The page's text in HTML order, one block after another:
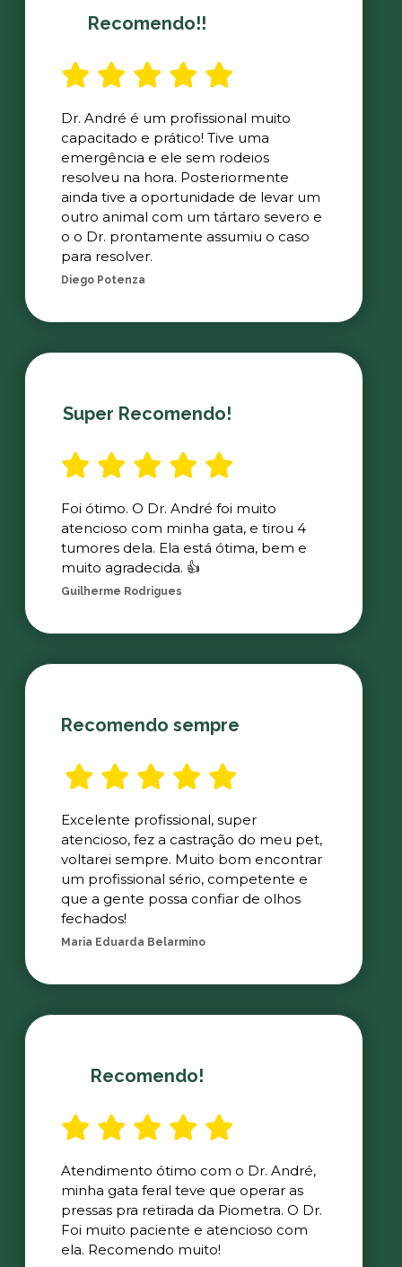
Recomendo!!
Dr. André é um profissional muito
capacitado e prático! Tive uma
emergência e ele sem rodeios
resolveu na hora. Posteriormente
ainda tive a oportunidade de levar um
outro animal com um tártaro severo e
o o Dr. prontamente assumiu o caso
para resolver.
Diego Potenza
Super Recomendo!
Foi ótimo. O Dr. André foi muito
atencioso com minha gata, e tirou 4
tumores dela. Ela está ótima, bem e
muito agradecida. 👍
Guilherme Rodrigues
Recomendo sempre
Excelente profissional, super
atencioso, fez a castração do meu pet,
voltarei sempre. Muito bom encontrar
um profissional sério, competente e
que a gente possa confiar de olhos
fechados!
Maria Eduarda Belarmino
Recomendo!
Atendimento ótimo com o Dr. André,
minha gata feral teve que operar as
pressas pra retirada da Piometra. O Dr.
Foi muito paciente e atencioso com
ela. Recomendo muito!